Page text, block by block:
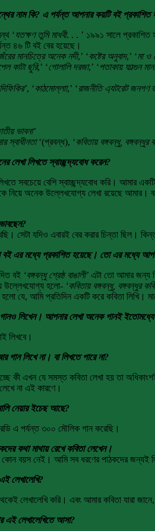
নাম কি? এ পর্যন্ত আপনার কয়টি বই প্রকাশিত
‘যতক্ষণ তুমি মাধবী. . . ’ ১৯৯১ সালে প্রকাশিত
৪৬ টি বই বের হয়েছে।
মানচিত্রে অনেক নদী,’ ‘কষ্টের অনুবাদ,’ ‘মা ও
কাটা ছুরি,’ ‘গোলালি দরজা,’ ‘পতাকায় ফাল্গুন
, ‘কাঠমোল্লাা,’ ‘রাজনীতি এ্যটরেট জনগণ
ভাবনা’
স্বাধীনতা‘(প্রবন্ধ), ‘কবিতায় বঙ্গবন্ধু, বঙ্গবন্ধুর
লিখতে স্বাচ্ছন্দ্যবোধ করেন?
সবচেয়ে বেশি স্বাচ্ছন্দ্যবোধ করি। আমার
নিয়ে অনেক উল্লেখযোগ্য লেখা রয়েছে আমার।
সেটা যদিও এবারই বের করার চিন্তা ছিল।
এর মধ্যে প্রকাশিত হয়েছে। তো এর মধ্যে
বই ‘বঙ্গবন্ধু শ্রেষ্ঠ বাঙালী’ এটা তো আমার জন্য
উল্লেখযোগ্য হলো- ‘কবিতায় বঙ্গবন্ধু, বঙ্গবন্ধুর
যে, আমি প্রতিদিন একটি করে কবিতা লিখি।
লিখেন। আপনার লেখা অনেক গানই
লিখবে।
লিখে না। বা লিখতে পারে না?
কী এখন যে সমস্ত কবিতা লেখা হয় তা
না এই কারণে।
নেয়ার ইচেছ আছে?
এ পর্যন্ত ৩০০ মৌলিক গান করেছি।
কথা মাথায় রেখে কবিতা লেখেন।
বয়স নেই। আমি সব ধরণের পাঠকদের জন্যই
লেখালেখি?
লেখালেখি করি। এবং আমার কবিতা যারা
এই লেখালেখিতে আসা?